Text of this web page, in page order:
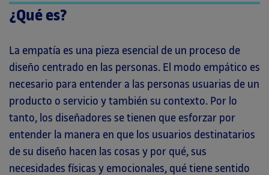
¿Qué es?
La empatía es una pieza esencial de un proceso de
diseño centrado en las personas. El modo empático es
necesario para entender a las personas usuarias de un
producto o servicio y también su contexto. Por lo
tanto, los diseñadores se tienen que esforzar por
entender la manera en que los usuarios destinatarios
de su diseño hacen las cosas y por qué, sus
necesidades físicas y emocionales, qué tiene sentido